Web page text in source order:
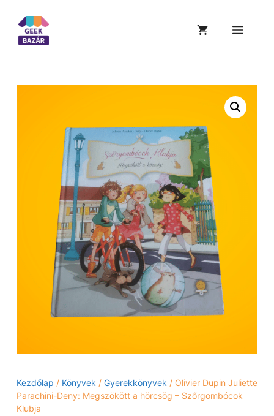
Kezdőlap / Könyvek / Gyerekkönyvek / Olivier Dupin Juliette
Parachini-Deny: Megszökött a hörcsög – Szőrgombócok
Klubja